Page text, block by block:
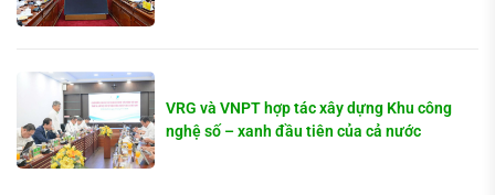
VRG và VNPT hợp tác xây dựng Khu công
nghệ số – xanh đầu tiên của cả nước